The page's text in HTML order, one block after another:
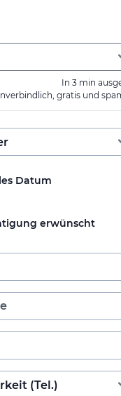
In 3 min
gratis und
Datum
erwünscht